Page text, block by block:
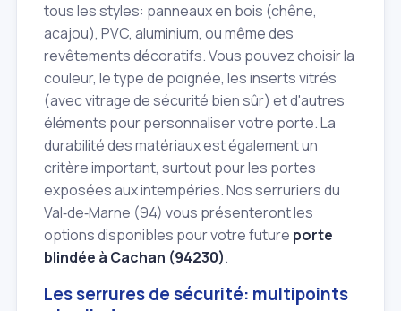
tous les styles: panneaux en bois (chêne,
acajou), PVC, aluminium, ou même des
revêtements décoratifs. Vous pouvez choisir la
couleur, le type de poignée, les inserts vitrés
(avec vitrage de sécurité bien sûr) et d'autres
éléments pour personnaliser votre porte. La
durabilité des matériaux est également un
critère important, surtout pour les portes
exposées aux intempéries. Nos serruriers du
Val‑de‑Marne (94) vous présenteront les
options disponibles pour votre future porte
blindée à Cachan (94230).
Les serrures de sécurité: multipoints